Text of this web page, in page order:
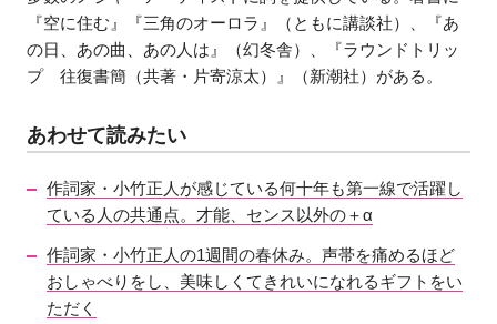
『空に住む』『三角のオーロラ』（ともに講談社）、『あ
の日、あの曲、あの人は』（幻冬舎）、『ラウンドトリッ
プ 往復書簡（共著・片寄涼太）』（新潮社）がある。
あわせて読みたい
作詞家・小竹正人が感じている何十年も第一線で活躍し
ている人の共通点。才能、センス以外の＋α
作詞家・小竹正人の1週間の春休み。声帯を痛めるほど
おしゃべりをし、美味しくてきれいになれるギフトをい
ただく